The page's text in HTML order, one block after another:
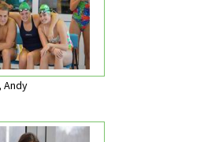
Andy